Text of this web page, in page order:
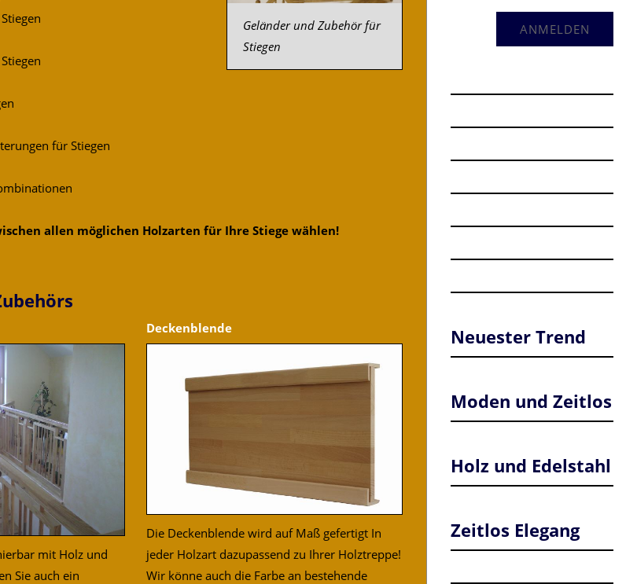
Geländer und Zubehör für
Stiegen
für Stiegen
allen möglichen Holzarten für Ihre Stiege wählen!
mit Holz und
Sie auch ein
Deckenblende
Die Deckenblende wird auf Maß gefertigt In
jeder Holzart dazupassend zu Ihrer Holztreppe!
Wir könne auch die Farbe an bestehende
Neuester Trend
Moden und Zeitlos
Holz und Edelstahl
Zeitlos Elegang